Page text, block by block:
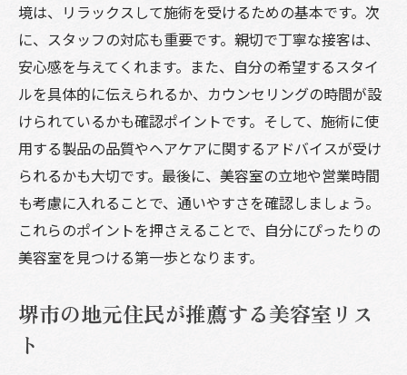
堺市の美容室がサポートするスタイルの維
持方法
憧れのスタイルを実現するためのインスピ
レーション
堺市で美容室選びを成功させるポイント
予約前に知っておきたい美容室の情報収集
法
堺市の美容室での満足度を上げるためのア
ドバイス
び方
美容室の雰囲気が選びの決め手になる理由
境は、リラックスして施術を受けるための基本です。次
に、スタッフの対応も重要です。親切で丁寧な接客は、
安心感を与えてくれます。また、自分の希望するスタイ
ルを具体的に伝えられるか、カウンセリングの時間が設
けられているかも確認ポイントです。そして、施術に使
用する製品の品質やヘアケアに関するアドバイスが受け
られるかも大切です。最後に、美容室の立地や営業時間
も考慮に入れることで、通いやすさを確認しましょう。
これらのポイントを押さえることで、自分にぴったりの
美容室を見つける第一歩となります。
堺市の地元住民が推薦する美容室リス
ト